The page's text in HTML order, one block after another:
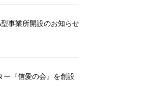
事業所開設のお知らせ
ー『信愛の会』を創設